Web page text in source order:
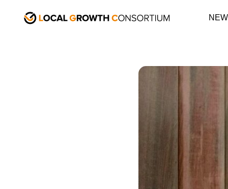
STORIES 宮